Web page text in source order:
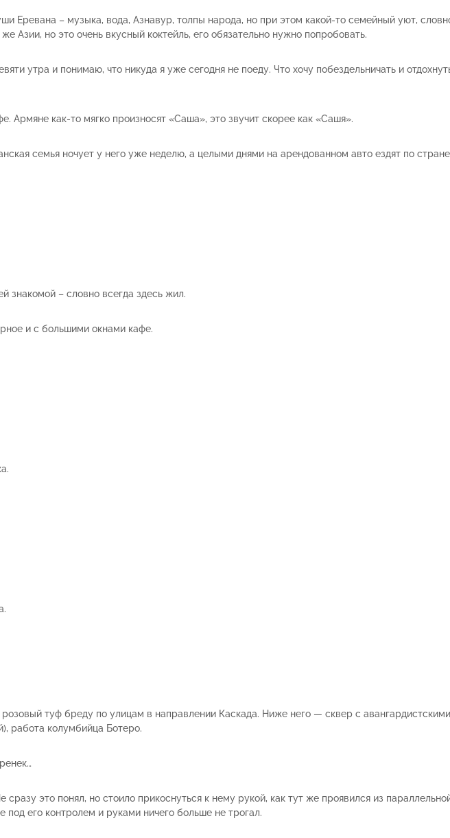
Еревана – музыка, вода, Азнавур, толпы народа, но при этом какой-то семейный уют,
но это очень вкусный коктейль, его обязательно нужно попробовать.
утра и понимаю, что никуда я уже сегодня не поеду. Что хочу побездельничать и
Армяне как-то мягко произносят «Саша», это звучит скорее как «Сашя».
семья ночует у него уже неделю, а целыми днями на арендованном авто ездят по
знакомой – словно всегда здесь жил.
и с большими окнами кафе.
туф бреду по улицам в направлении Каскада. Ниже него — сквер с
работа колумбийца Ботеро.
это понял, но стоило прикоснуться к нему рукой, как тут же проявился из
его контролем и руками ничего больше не трогал.